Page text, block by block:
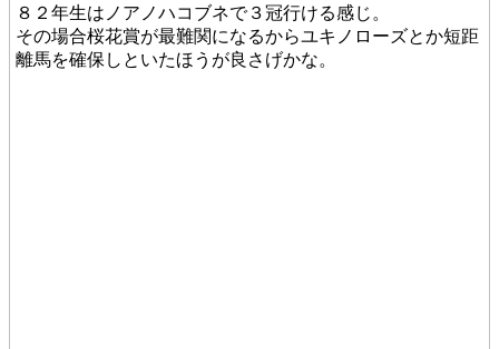
８２年生はノアノハコブネで３冠行ける感じ。
その場合桜花賞が最難関になるからユキノローズとか短距
離馬を確保しといたほうが良さげかな。